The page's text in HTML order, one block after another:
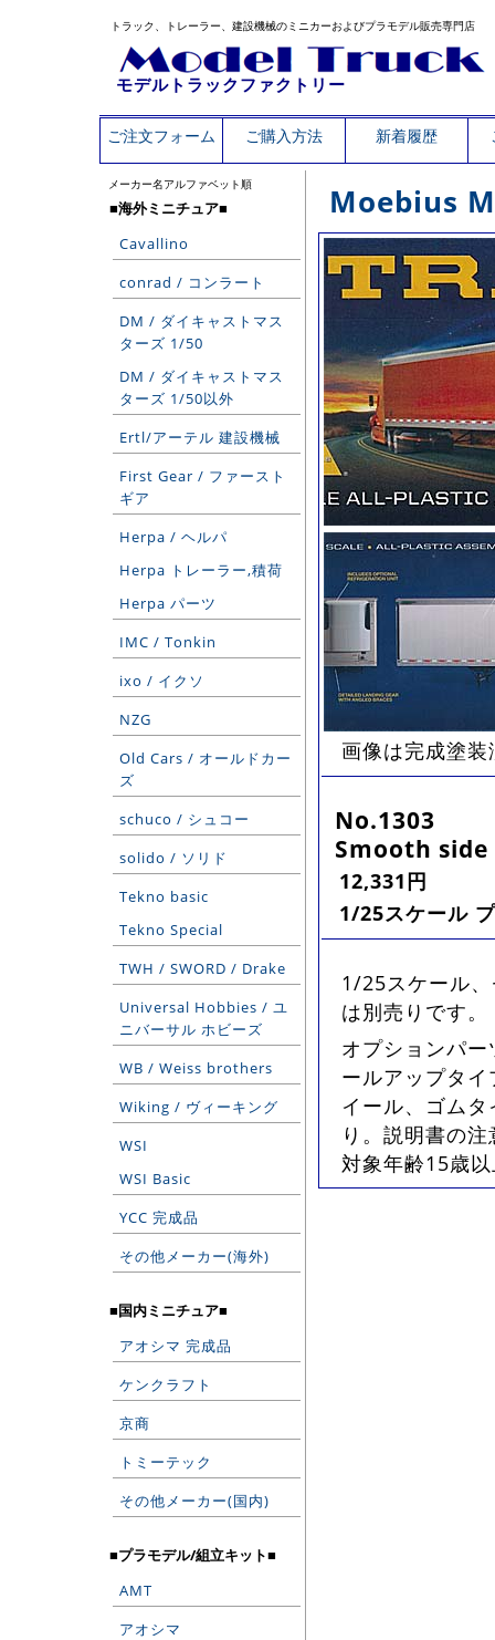
トラック、トレーラー、建設機械のミニカーおよびプラモデル販売専門店
モデルトラックファクトリー
ご注文フォーム ご購入方法 新着履歴
メーカー名アルファベット順
■海外ミニチュア■
Cavallino
conrad / コンラート
DM / ダイキャストマス
ターズ 1/50
DM / ダイキャストマス
ターズ 1/50以外
Ertl/アーテル 建設機械
First Gear / ファースト
ギア
Herpa / ヘルパ
Herpa トレーラー,積荷
Herpa パーツ
IMC / Tonkin
ixo / イクソ
NZG
Old Cars / オールドカー
ズ
schuco / シュコー
solido / ソリド
Tekno basic
Tekno Special
TWH / SWORD / Drake
Universal Hobbies / ユ
ニバーサル ホビーズ
WB / Weiss brothers
Wiking / ヴィーキング
WSI
WSI Basic
YCC 完成品
その他メーカー(海外)
■国内ミニチュア■
アオシマ 完成品
ケンクラフト
京商
トミーテック
その他メーカー(国内)
■プラモデル/組立キット■
AMT
アオシマ
Moebius
画像は完成塗
No.1303
Smooth
12,331円
1/25スケール
1/25スケール
は別売りです。
オプションパ
ールアップタ
イール、ゴム
り。説明書の
対象年齢15歳